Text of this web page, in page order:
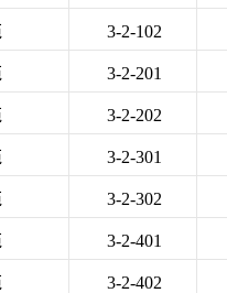
3-2-102
3-2-201
3-2-202
3-2-301
3-2-302
3-2-401
3-2-402